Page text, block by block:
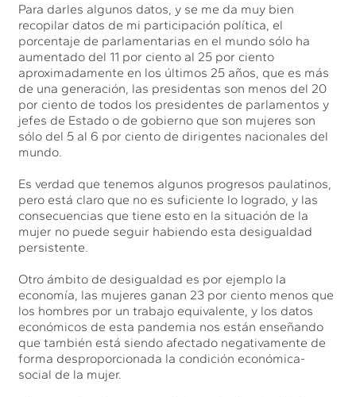
Para darles algunos datos, y se me da muy bien
recopilar datos de mi participación política, el
porcentaje de parlamentarias en el mundo sólo ha
aumentado del 11 por ciento al 25 por ciento
aproximadamente en los últimos 25 años, que es más
de una generación, las presidentas son menos del 20
por ciento de todos los presidentes de parlamentos y
jefes de Estado o de gobierno que son mujeres son
sólo del 5 al 6 por ciento de dirigentes nacionales del
mundo.
Es verdad que tenemos algunos progresos paulatinos,
pero está claro que no es suficiente lo logrado, y las
consecuencias que tiene esto en la situación de la
mujer no puede seguir habiendo esta desigualdad
persistente.
Otro ámbito de desigualdad es por ejemplo la
economía, las mujeres ganan 23 por ciento menos que
los hombres por un trabajo equivalente, y los datos
económicos de esta pandemia nos están enseñando
que también está siendo afectado negativamente de
forma desproporcionada la condición económica-
social de la mujer.